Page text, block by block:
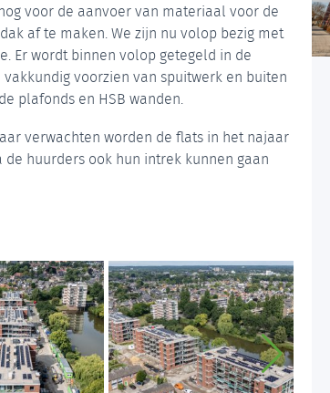
voor de aanvoer van materiaal voor de
af te maken. We zijn nu volop bezig met
Er wordt binnen volop getegeld in de
voorzien van spuitwerk en buiten
plafonds en HSB wanden.
verwachten worden de flats in het najaar
de huurders ook hun intrek kunnen gaan